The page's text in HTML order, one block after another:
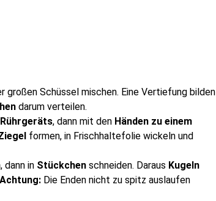
großen Schüssel mischen. Eine Vertiefung bilden
darum verteilen.
, dann mit den Händen zu einem
formen, in Frischhaltefolie wickeln und
, dann in Stückchen schneiden. Daraus Kugeln
Achtung: Die Enden nicht zu spitz auslaufen